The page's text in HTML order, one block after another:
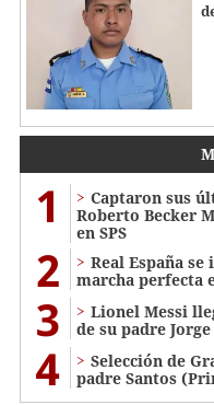
1
Captaron sus
Roberto Becker
en SPS
2
Real España se
marcha perfecta
3
Lionel Messi
de su padre Jorge
4
Selección de
padre Santos